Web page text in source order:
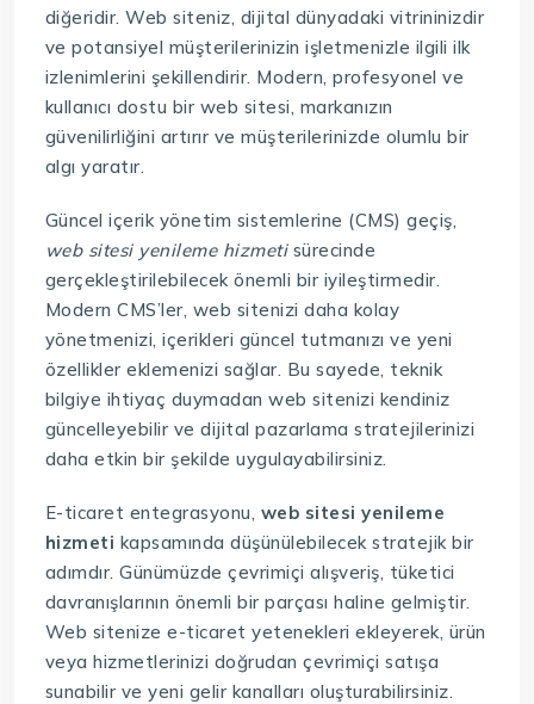
diğeridir. Web siteniz, dijital dünyadaki vitrininizdir
ve potansiyel müşterilerinizin işletmenizle ilgili ilk
izlenimlerini şekillendirir. Modern, profesyonel ve
kullanıcı dostu bir web sitesi, markanızın
güvenilirliğini artırır ve müşterilerinizde olumlu bir
algı yaratır.
Güncel içerik yönetim sistemlerine (CMS) geçiş,
web sitesi yenileme hizmetisürecinde
gerçekleştirilebilecek önemli bir iyileştirmedir.
Modern CMS’ler, web sitenizi daha kolay
yönetmenizi, içerikleri güncel tutmanızı ve yeni
özellikler eklemenizi sağlar. Bu sayede, teknik
bilgiye ihtiyaç duymadan web sitenizi kendiniz
güncelleyebilir ve dijital pazarlama stratejilerinizi
daha etkin bir şekilde uygulayabilirsiniz.
E-ticaret entegrasyonu, web sitesi yenileme
hizmeti kapsamında düşünülebilecek stratejik bir
adımdır. Günümüzde çevrimiçi alışveriş, tüketici
davranışlarının önemli bir parçası haline gelmiştir.
Web sitenize e-ticaret yetenekleri ekleyerek, ürün
veya hizmetlerinizi doğrudan çevrimiçi satışa
sunabilir ve yeni gelir kanalları oluşturabilirsiniz.